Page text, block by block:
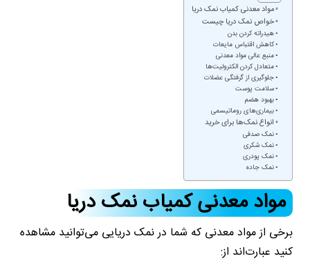
مواد معدنی کمیاب نمک دریا
خواص نمک دریا چیست
هیدراته کردن بدن
کاهش اقتباس مایعات
منبع عالی مواد معدنی
متعادل کردن الکترولیت‌ها
جلوگیری از گرفتگی عضلات
سلامت پوست
بهبود هضم
بیماری‌های روماتیسمی
انواع نمک‌ها برای خرید
نمک صدفی
نمک شکری
نمک پودری
نمک جاده
مواد معدنی کمیاب نمک دریا
برخی از مواد معدنی که شما در نمک دریایی می‌توانید مشاهده
کنید عبارت‌اند از: